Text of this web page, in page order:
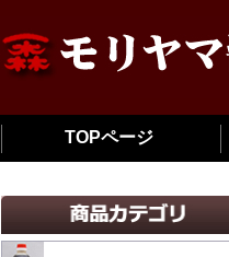
TOPページ